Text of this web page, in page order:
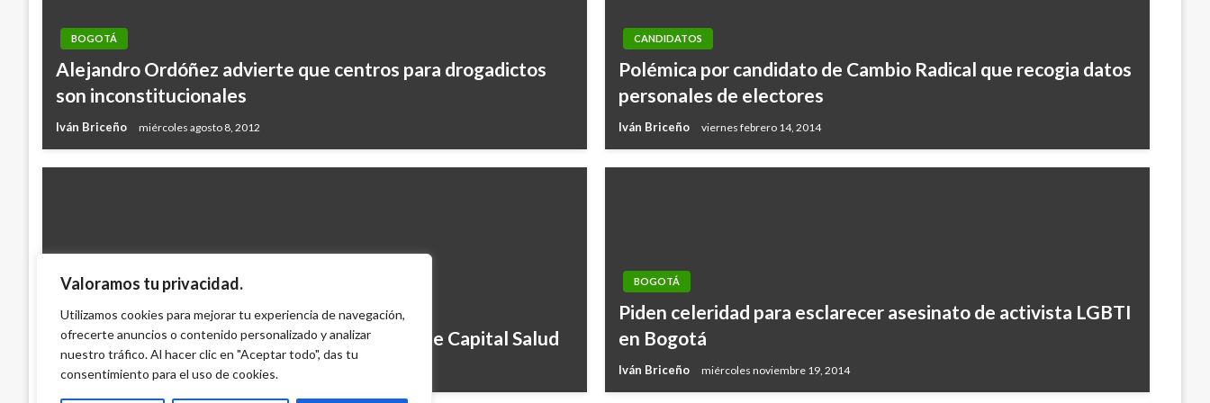
Valoramos tu privacidad.
Utilizamos cookies para mejorar tu experiencia de navegación,
ofrecerte anuncios o contenido personalizado y analizar
nuestro tráfico. Al hacer clic en "Aceptar todo", das tu
consentimiento para el uso de cookies.
BOGOTÁ
Alejandro Ordóñez advierte que centros para drogadictos
son inconstitucionales
Iván Briceño miércoles agosto 8, 2012
CANDIDATOS
Polémica por candidato de Cambio Radical que recogia datos
personales de electores
Iván Briceño viernes febrero 14, 2014
Gobierno propuso salvavidas para usuarios de Capital Salud
Iván Briceño viernes septiembre 28, 2012
BOGOTÁ
Piden celeridad para esclarecer asesinato de activista LGBTI
en Bogotá
Iván Briceño miércoles noviembre 19, 2014